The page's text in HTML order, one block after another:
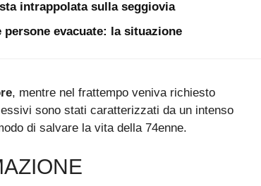
intrappolata sulla seggiovia
evacuate: la situazione
, mentre nel frattempo veniva richiesto
sono stati caratterizzati da un intenso
di salvare la vita della 74enne.